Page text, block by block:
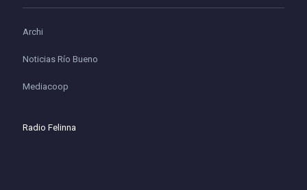
Archi
Noticias Río Bueno
Mediacoop
Radio Felinna